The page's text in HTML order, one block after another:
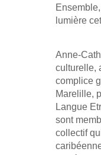
lumière
Anne-
culturelle,
complice
Marelille,
Langue
sont
collectif